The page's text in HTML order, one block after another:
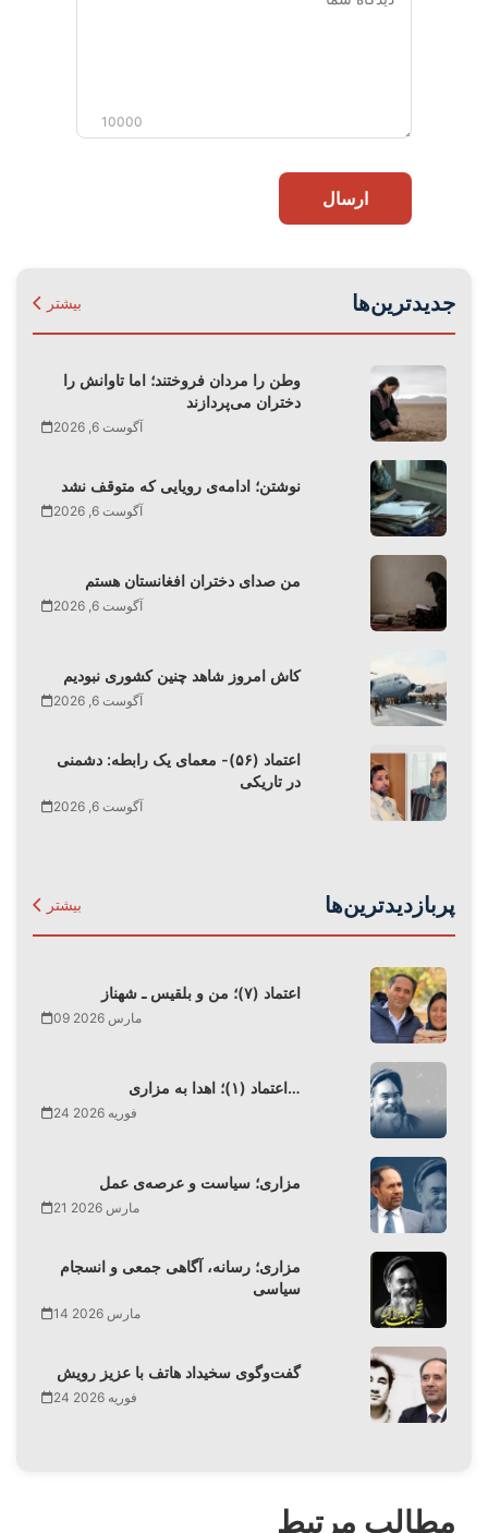
10000
ارسال
جدیدترین‌ها بیشتر
وطن را مردان فروختند؛ اما تاوانش را
دختران می‌پردازند
آگوست 6, 2026
نوشتن؛ ادامه‌ی رویایی که متوقف نشد
آگوست 6, 2026
من صدای دختران افغانستان هستم
آگوست 6, 2026
کاش امروز شاهد چنین کشوری نبودیم
آگوست 6, 2026
اعتماد (۵۶)- معمای یک رابطه: دشمنی
در تاریکی
آگوست 6, 2026
پربازدیدترین‌ها بیشتر
اعتماد (۷)؛ من و بلقیس ـ شهناز
09 مارس 2026
اعتماد (۱)؛ اهدا به مزاری…
24 فوریه 2026
مزاری؛ سیاست و عرصه‌ی عمل
21 مارس 2026
مزاری؛ رسانه، آگاهی جمعی و انسجام
سیاسی
14 مارس 2026
گفت‌وگوی سخیداد هاتف با عزیز رویش
24 فوریه 2026
مطالب مرتبط